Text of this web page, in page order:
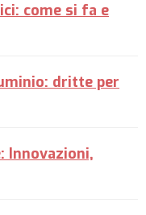
come si fa e
dritte per
Innovazioni,